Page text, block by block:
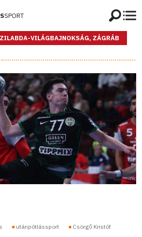
SPORT
VILÁGBAJNOKSÁG, ZÁGRÁB
utánpótlássport Csörgő Kristóf